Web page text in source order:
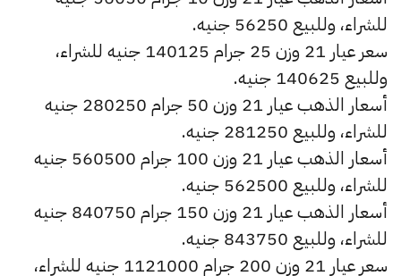
للشراء، وللبيع 56250 جنيه.
سعر عيار 21 وزن 25 جرام 140125 جنيه للشراء،
وللبيع 140625 جنيه.
أسعار الذهب عيار 21 وزن 50 جرام 280250 جنيه
للشراء، وللبيع 281250 جنيه.
أسعار الذهب عيار 21 وزن 100 جرام 560500 جنيه
للشراء، وللبيع 562500 جنيه.
أسعار الذهب عيار 21 وزن 150 جرام 840750 جنيه
للشراء، وللبيع 843750 جنيه.
سعر عيار 21 وزن 200 جرام 1121000 جنيه للشراء،